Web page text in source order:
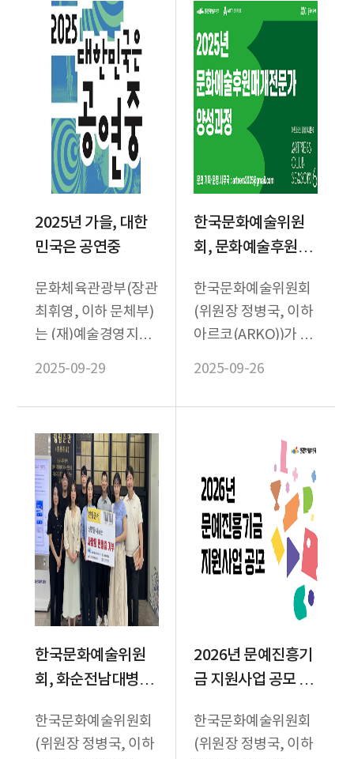
2025년 가을, 대한
민국은 공연중
문화체육관광부(장관
최휘영, 이하 문체부)
는 (재)예술경영지원
14일(화)부터 1...
2025-09-29
한국문화예술위원
회, 문화예술후원매
2025 '아트너스 클
럽 시즌 6' 입문 교육
참여자 모집
한국문화예술위원회
(위원장 정병국, 이하
아르코(ARKO))가 오
개전문가 양성과정 ‘...
2025-09-26
한국문화예술위원
회, 화순전남대병원
한국문화예술위원회
(위원장 정병국, 이하
2026년 문예진흥기
금 지원사업 공모 접
한국문화예술위원회
(위원장 정병국, 이하